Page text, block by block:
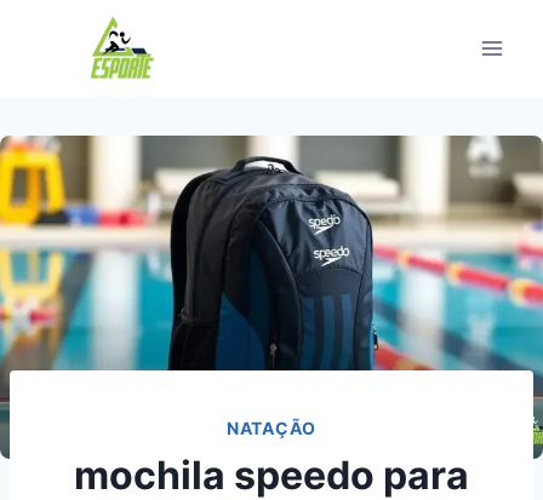
NATAÇÃO
mochila speedo para